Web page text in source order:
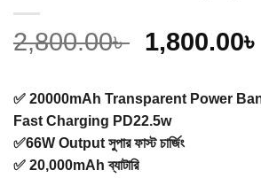
2,800.00৳ Original
was:
2,800.00৳ .
1,800.00৳
✅ 20000mAh Transparent Power
Fast Charging PD22.5w
✅66W Output সুপার ফাস্ট চার্জিং
✅ 20,000mAh ব্যাটারি